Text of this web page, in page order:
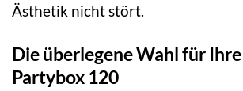
Ästhetik nicht stört.
Die überlegene Wahl für
Partybox 120